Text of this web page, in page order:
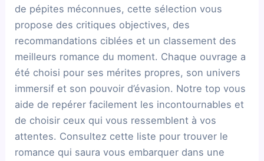
de pépites méconnues, cette sélection vous
propose des critiques objectives, des
recommandations ciblées et un classement des
meilleurs romance du moment. Chaque ouvrage a
été choisi pour ses mérites propres, son univers
immersif et son pouvoir d’évasion. Notre top vous
aide de repérer facilement les incontournables et
de choisir ceux qui vous ressemblent à vos
attentes. Consultez cette liste pour trouver le
romance qui saura vous embarquer dans une